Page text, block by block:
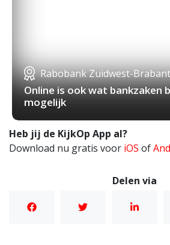
Rabobank Zuidwest-Brabant
Online is ook wat bankzaken
mogelijk
Heb jij de KijkOp App al?
Download nu gratis voor iOS of
Delen via